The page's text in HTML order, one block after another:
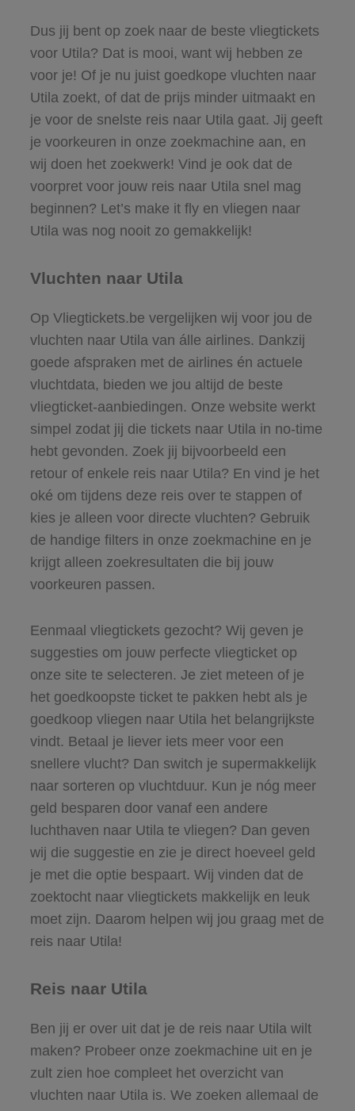
Dus jij bent op zoek naar de beste vliegtickets
voor Utila? Dat is mooi, want wij hebben ze
voor je! Of je nu juist goedkope vluchten naar
Utila zoekt, of dat de prijs minder uitmaakt en
je voor de snelste reis naar Utila gaat. Jij geeft
je voorkeuren in onze zoekmachine aan, en
wij doen het zoekwerk! Vind je ook dat de
voorpret voor jouw reis naar Utila snel mag
beginnen? Let’s make it fly en vliegen naar
Utila was nog nooit zo gemakkelijk!
Vluchten naar Utila
Op Vliegtickets.be vergelijken wij voor jou de
vluchten naar Utila van álle airlines. Dankzij
goede afspraken met de airlines én actuele
vluchtdata, bieden we jou altijd de beste
vliegticket-aanbiedingen. Onze website werkt
simpel zodat jij die tickets naar Utila in no-time
hebt gevonden. Zoek jij bijvoorbeeld een
retour of enkele reis naar Utila? En vind je het
oké om tijdens deze reis over te stappen of
kies je alleen voor directe vluchten? Gebruik
de handige filters in onze zoekmachine en je
krijgt alleen zoekresultaten die bij jouw
voorkeuren passen.
Eenmaal vliegtickets gezocht? Wij geven je
suggesties om jouw perfecte vliegticket op
onze site te selecteren. Je ziet meteen of je
het goedkoopste ticket te pakken hebt als je
goedkoop vliegen naar Utila het belangrijkste
vindt. Betaal je liever iets meer voor een
snellere vlucht? Dan switch je supermakkelijk
naar sorteren op vluchtduur. Kun je nóg meer
geld besparen door vanaf een andere
luchthaven naar Utila te vliegen? Dan geven
wij die suggestie en zie je direct hoeveel geld
je met die optie bespaart. Wij vinden dat de
zoektocht naar vliegtickets makkelijk en leuk
moet zijn. Daarom helpen wij jou graag met de
reis naar Utila!
Reis naar Utila
Ben jij er over uit dat je de reis naar Utila wilt
maken? Probeer onze zoekmachine uit en je
zult zien hoe compleet het overzicht van
vluchten naar Utila is. We zoeken allemaal de